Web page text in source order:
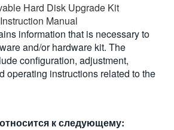
Hard Disk Upgrade Kit
Manual
information that is necessary to
and/or hardware kit. The
configuration, adjustment,
operating instructions related to the
к следующему: